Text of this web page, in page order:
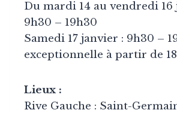
Du mardi 14 au vendredi 16
9h30 – 19h30
Samedi 17 janvier : 9h30 –
exceptionnelle à partir de
Lieux :
Rive Gauche : Saint-